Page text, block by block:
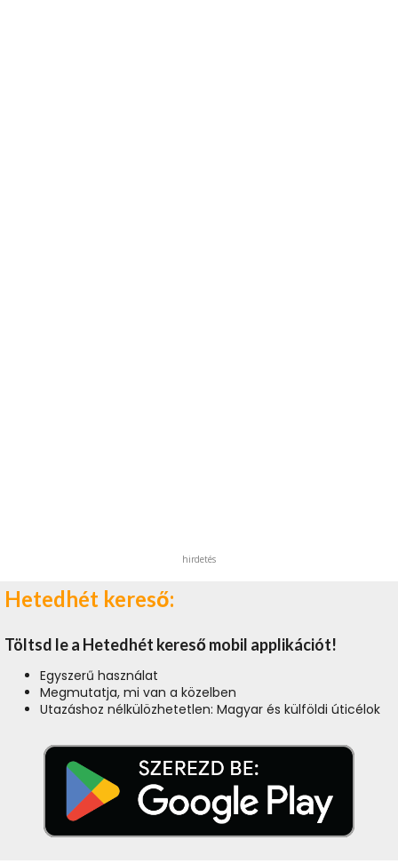
hirdetés
Hetedhét kereső:
Töltsd le a Hetedhét kereső mobil applikációt!
Egyszerű használat
Megmutatja, mi van a közelben
Utazáshoz nélkülözhetetlen: Magyar és külföldi úticélok